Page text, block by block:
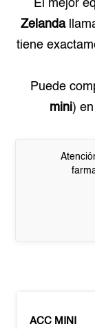
El mejor
Zelanda
tiene
Puede
mini)
ACC MINI